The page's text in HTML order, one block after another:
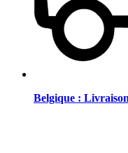
Belgique :